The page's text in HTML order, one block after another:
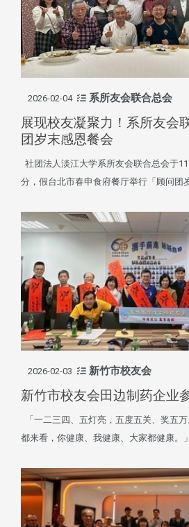
2026-02-04 系所友会联合总会
展现校友凝聚力！系所友会
团岁末感恩餐会
社团法人淡江大学系所友会联合总会于
分，假台北市春申食府餐厅举行「顾问团
2026-02-03 新竹市校友会
新竹市校友会田边制药企业
「一二三四、五灯亮，五度五关、奖五
都来看，你健康、我健康、大家都健康。」